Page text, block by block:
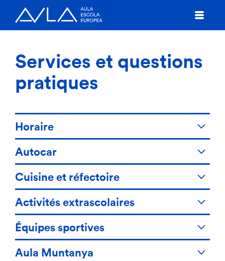
Services et questions
pratiques
Horaire
Autocar
Cuisine et réfectoire
Activités extrascolaires
Équipes sportives
Aula Muntanya